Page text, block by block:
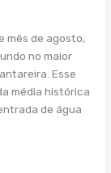
mês de agosto,
no maior
Esse
média histórica
de água